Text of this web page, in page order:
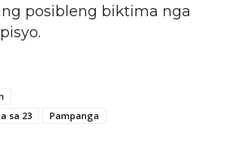
posibleng biktima nga
sa 23
Pampanga